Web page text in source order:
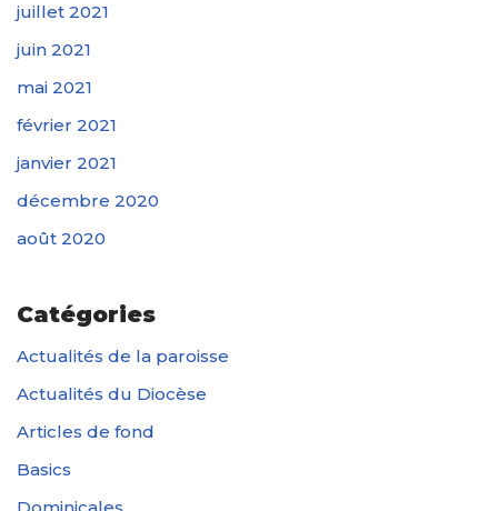
juillet 2021
juin 2021
mai 2021
février 2021
janvier 2021
décembre 2020
août 2020
Catégories
Actualités de la paroisse
Actualités du Diocèse
Articles de fond
Basics